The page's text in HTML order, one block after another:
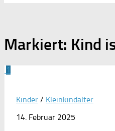
Markiert: Kind
1
Kinder / Kleinkindalter
14. Februar 2025